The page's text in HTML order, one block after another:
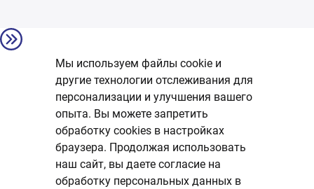
Мы используем файлы cookie и
другие технологии отслеживания для
персонализации и улучшения вашего
опыта. Вы можете запретить
обработку сookies в настройках
браузера. Продолжая использовать
наш сайт, вы даете согласие на
обработку персональных данных в